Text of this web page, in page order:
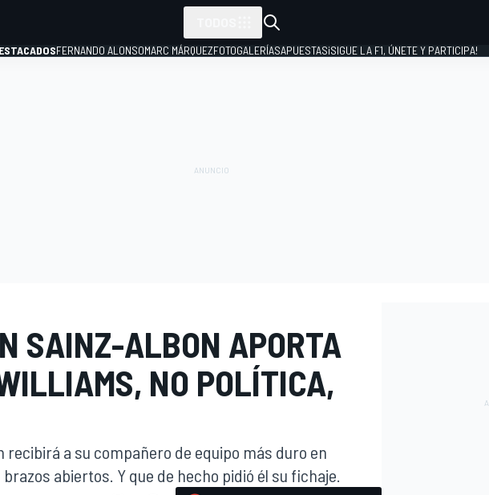
FERNANDO ALONSOMARC MÁRQUEZFOTOGALERÍASAPUESTAS¡SIGUE LA F1, ÚNETE Y PARTICIPA!
SAINZ-ALBON APORTA
NO POLÍTICA,
recibirá a su compañero de equipo más duro en
abiertos. Y que de hecho pidió él su fichaje.